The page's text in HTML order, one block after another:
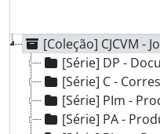
[Coleção] CJCVM -
[Série] DP -
[Série] C -
[Série] PIm -
[Série] PA -